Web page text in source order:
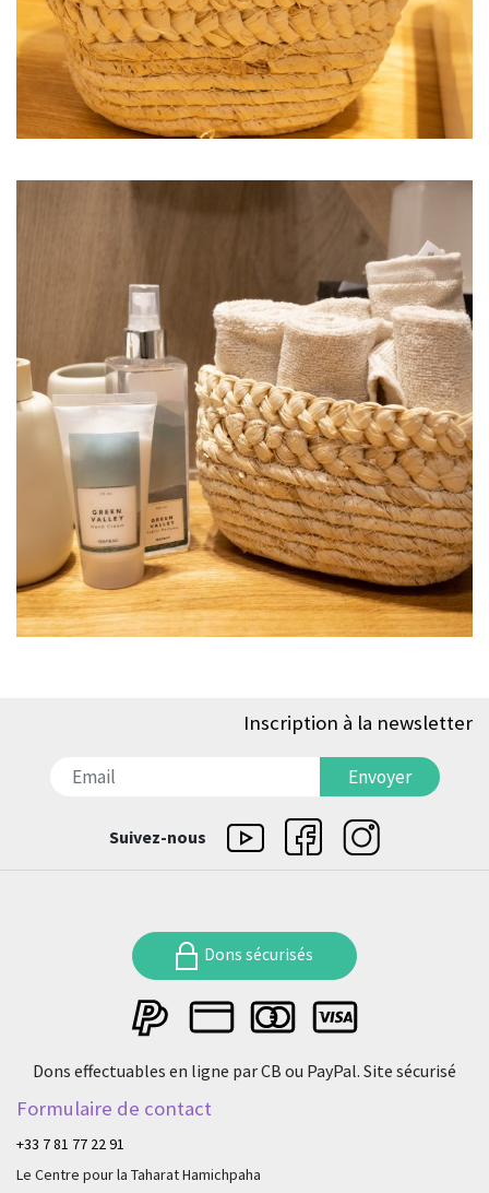
Inscription à la newsletter
Envoyer
Suivez-nous
Formulaire de contact
+33 7 81 77 22 91
Le Centre pour la Taharat Hamichpaha
Dons sécurisés
Dons effectuables en ligne par CB ou PayPal. Site sécurisé